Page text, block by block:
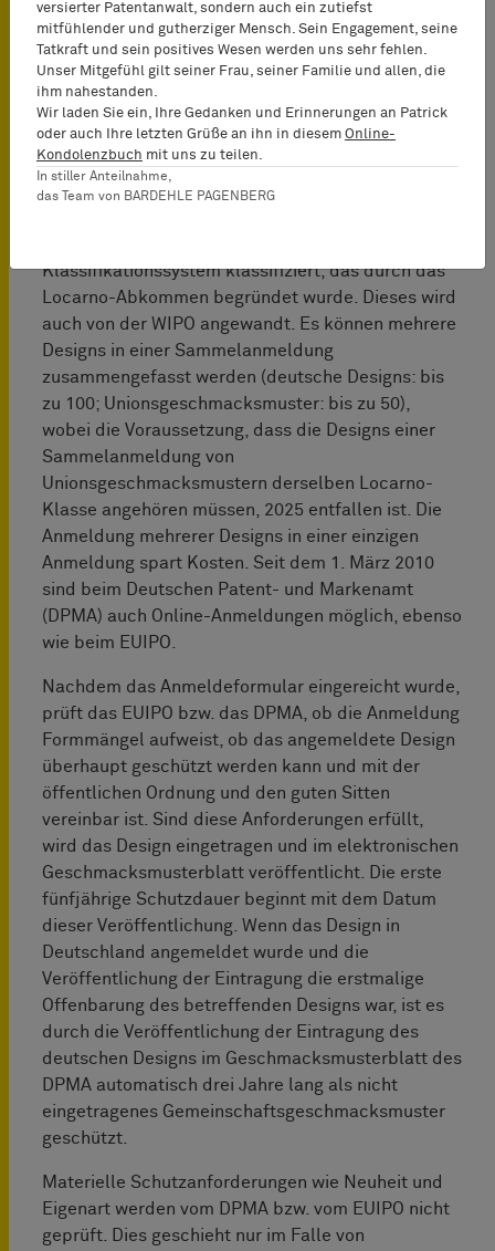
eingetragener Designrechte
Für die Eintragung eines
Unionsgeschmacksmusters oder eines deutschen
Designs muss ein Anmeldeformular eingereicht
werden, das eine Darstellung des Designs
enthalten muss, das zur Veröffentlichung geeignet
ist. Ferner ist die Angabe eines Produkts nötig, für
Klassifikationssystem klassifiziert, das durch das
Locarno-Abkommen begründet wurde. Dieses wird
auch von der WIPO angewandt. Es können mehrere
Designs in einer Sammelanmeldung
zusammengefasst werden (deutsche Designs: bis
zu 100; Unionsgeschmacksmuster: bis zu 50),
wobei die Voraussetzung, dass die Designs einer
Sammelanmeldung von
Unionsgeschmacksmustern derselben Locarno-
Klasse angehören müssen, 2025 entfallen ist. Die
Anmeldung mehrerer Designs in einer einzigen
Anmeldung spart Kosten. Seit dem 1. März 2010
sind beim Deutschen Patent- und Markenamt
(DPMA) auch Online-Anmeldungen möglich, ebenso
wie beim EUIPO.
Nachdem das Anmeldeformular eingereicht wurde,
prüft das EUIPO bzw. das DPMA, ob die Anmeldung
Formmängel aufweist, ob das angemeldete Design
überhaupt geschützt werden kann und mit der
öffentlichen Ordnung und den guten Sitten
vereinbar ist. Sind diese Anforderungen erfüllt,
wird das Design eingetragen und im elektronischen
Geschmacksmusterblatt veröffentlicht. Die erste
fünfjährige Schutzdauer beginnt mit dem Datum
dieser Veröffentlichung. Wenn das Design in
Deutschland angemeldet wurde und die
Veröffentlichung der Eintragung die erstmalige
Offenbarung des betreffenden Designs war, ist es
durch die Veröffentlichung der Eintragung des
deutschen Designs im Geschmacksmusterblatt des
DPMA automatisch drei Jahre lang als nicht
eingetragenes Gemeinschaftsgeschmacksmuster
geschützt.
Materielle Schutzanforderungen wie Neuheit und
Eigenart werden vom DPMA bzw. vom EUIPO nicht
geprüft. Dies geschieht nur im Falle von
versierter Patentanwalt, sondern auch ein zutiefst
mitfühlender und gutherziger Mensch. Sein Engagement, seine
Tatkraft und sein positives Wesen werden uns sehr fehlen.
Unser Mitgefühl gilt seiner Frau, seiner Familie und allen, die
ihm nahestanden.
Wir laden Sie ein, Ihre Gedanken und Erinnerungen an Patrick
oder auch Ihre letzten Grüße an ihn in diesem Online-
Kondolenzbuch mit uns zu teilen.
In stiller Anteilnahme,
das Team von BARDEHLE PAGENBERG